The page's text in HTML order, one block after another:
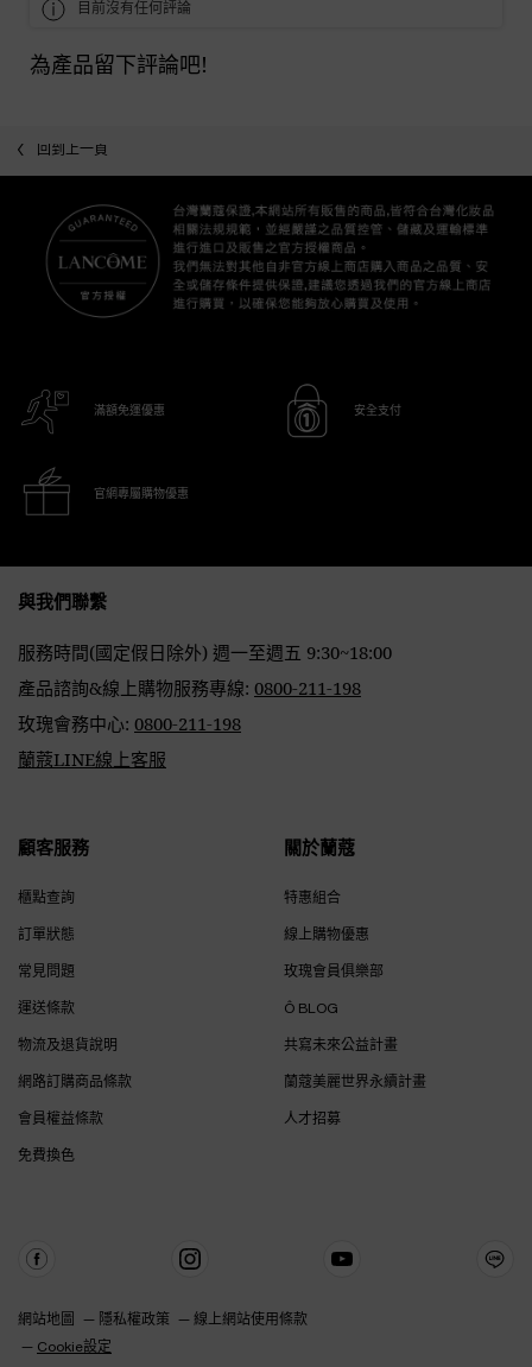
目前沒有任何評論
為產品留下評論吧!
回到上一頁
滿額免運優惠 安全支付
官網專屬購物優惠
與我們聯繫
服務時間(國定假日除外) 週一至週五 9:30~18:00
產品諮詢&線上購物服務專線: 0800-211-198
玫瑰會務中心: 0800-211-198
蘭蔻LINE線上客服
顧客服務
櫃點查詢
訂單狀態
常見問題
運送條款
物流及退貨說明
網路訂購商品條款
會員權益條款
免費換色
關於蘭蔻
特惠組合
線上購物優惠
玫瑰會員俱樂部
Ô BLOG
共寫未來公益計畫
蘭蔻美麗世界永續計畫
人才招募
網站地圖 隱私權政策 線上網站使用條款
Cookie設定